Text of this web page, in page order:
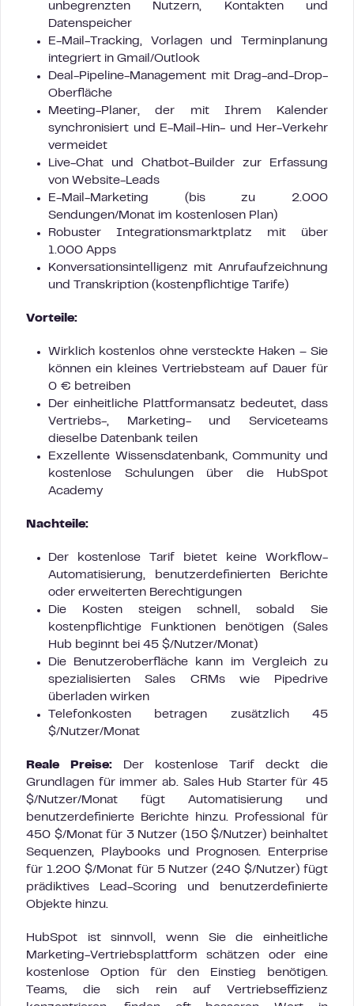
unbegrenzten Nutzern, Kontakten und
Datenspeicher
E-Mail-Tracking, Vorlagen und Terminplanung
integriert in Gmail/Outlook
Deal-Pipeline-Management mit Drag-and-Drop-
Oberfläche
Meeting-Planer, der mit Ihrem Kalender
synchronisiert und E-Mail-Hin- und Her-Verkehr
vermeidet
Live-Chat und Chatbot-Builder zur Erfassung
von Website-Leads
E-Mail-Marketing (bis zu 2.000
Sendungen/Monat im kostenlosen Plan)
Robuster Integrationsmarktplatz mit über
1.000 Apps
Konversationsintelligenz mit Anrufaufzeichnung
und Transkription (kostenpflichtige Tarife)
Vorteile:
Wirklich kostenlos ohne versteckte Haken – Sie
können ein kleines Vertriebsteam auf Dauer für
0 € betreiben
Der einheitliche Plattformansatz bedeutet, dass
Vertriebs-, Marketing- und Serviceteams
dieselbe Datenbank teilen
Exzellente Wissensdatenbank, Community und
kostenlose Schulungen über die HubSpot
Academy
Nachteile:
Der kostenlose Tarif bietet keine Workflow-
Automatisierung, benutzerdefinierten Berichte
oder erweiterten Berechtigungen
Die Kosten steigen schnell, sobald Sie
kostenpflichtige Funktionen benötigen (Sales
Hub beginnt bei 45 $/Nutzer/Monat)
Die Benutzeroberfläche kann im Vergleich zu
spezialisierten Sales CRMs wie Pipedrive
überladen wirken
Telefonkosten betragen zusätzlich 45
$/Nutzer/Monat
Reale Preise: Der kostenlose Tarif deckt die
Grundlagen für immer ab. Sales Hub Starter für 45
$/Nutzer/Monat fügt Automatisierung und
benutzerdefinierte Berichte hinzu. Professional für
450 $/Monat für 3 Nutzer (150 $/Nutzer) beinhaltet
Sequenzen, Playbooks und Prognosen. Enterprise
für 1.200 $/Monat für 5 Nutzer (240 $/Nutzer) fügt
prädiktives Lead-Scoring und benutzerdefinierte
Objekte hinzu.
HubSpot ist sinnvoll, wenn Sie die einheitliche
Marketing-Vertriebsplattform schätzen oder eine
kostenlose Option für den Einstieg benötigen.
Teams, die sich rein auf Vertriebseffizienz